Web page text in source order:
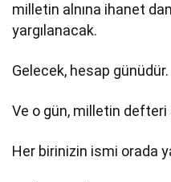
milletin alnına ihanet
yargılanacak.
Gelecek, hesap günüdür.
Ve o gün, milletin defteri
Her birinizin ismi orada